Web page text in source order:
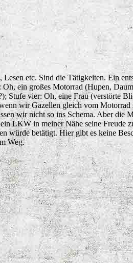
etc. Sind die Tätigkeiten. Ein
ein großes Motorrad (Hupen,
Stufe vier: Oh, eine Frau (verstörte
wir Gazellen gleich vom Motorrad
wir nicht so ins Schema. Aber die
LKW in meiner Nähe seine Freude
würde betätigt. Hier gibt es keine
Weg.